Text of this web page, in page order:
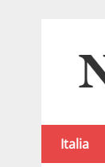
Italia